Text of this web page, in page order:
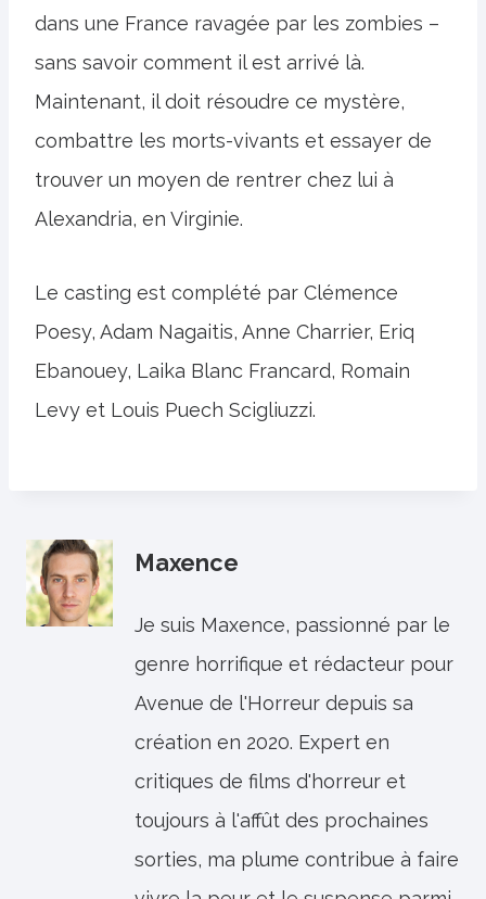
dans une France ravagée par les zombies –
sans savoir comment il est arrivé là.
Maintenant, il doit résoudre ce mystère,
combattre les morts-vivants et essayer de
trouver un moyen de rentrer chez lui à
Alexandria, en Virginie.
Le casting est complété par Clémence
Poesy, Adam Nagaitis, Anne Charrier, Eriq
Ebanouey, Laika Blanc Francard, Romain
Levy et Louis Puech Scigliuzzi.
Maxence
Je suis Maxence, passionné par le
genre horrifique et rédacteur pour
Avenue de l'Horreur depuis sa
création en 2020. Expert en
critiques de films d'horreur et
toujours à l'affût des prochaines
sorties, ma plume contribue à faire